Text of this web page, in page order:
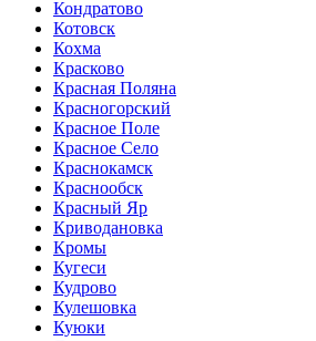
Кондратово
Котовск
Кохма
Красково
Красная Поляна
Красногорский
Красное Поле
Красное Село
Краснокамск
Краснообск
Красный Яр
Криводановка
Кромы
Кугеси
Кудрово
Кулешовка
Куюки